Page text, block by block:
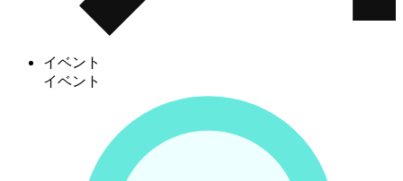
イベント
イベント